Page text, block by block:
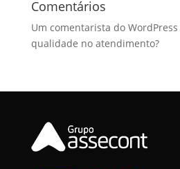
Comentários
Um comentarista do WordPress
qualidade no atendimento?